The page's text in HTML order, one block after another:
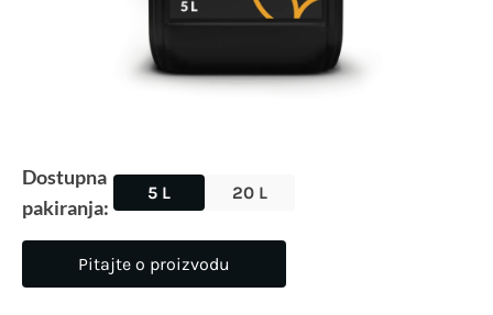
Dostupna
pakiranja:
5 L 20 L
Pitajte o proizvodu